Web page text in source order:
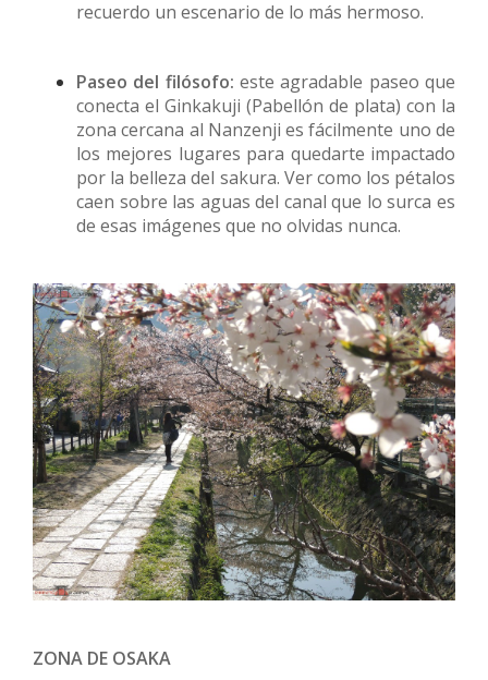
recuerdo un escenario de lo más hermoso.
Paseo del filósofo: este agradable paseo que
conecta el Ginkakuji (Pabellón de plata) con la
zona cercana al Nanzenji es fácilmente uno de
los mejores lugares para quedarte impactado
por la belleza del sakura. Ver como los pétalos
caen sobre las aguas del canal que lo surca es
de esas imágenes que no olvidas nunca.
ZONA DE OSAKA